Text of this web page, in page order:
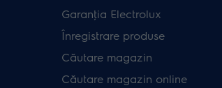
Garanţia Electrolux
Înregistrare produse
Căutare magazin
Căutare magazin online